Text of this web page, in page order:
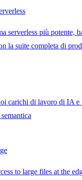
serverless più potente,
la suite completa di
carichi di lavoro di IA
to large files at the